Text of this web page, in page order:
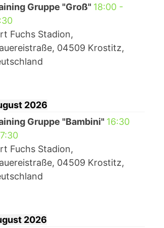
Gruppe "Groß" 18:00-
Fuchs Stadion,
04509 Krostitz,
2026
Gruppe "Bambini" 16:30
Fuchs Stadion,
04509 Krostitz,
2026